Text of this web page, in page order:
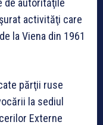
de autorităţile
activităţi care
la Viena din 1961
părţii ruse
la sediul
Externe